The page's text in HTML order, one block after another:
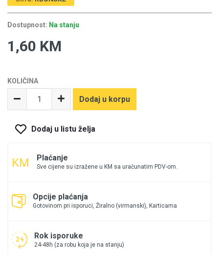
Dostupnost: Na stanju
1,60 KM
KOLIČINA
Dodaj u korpu
Dodaj u listu želja
Plaćanje
Sve cijene su izražene u KM sa uračunatim PDV-om.
Opcije plaćanja
Gotovinom pri isporuci, Žiralno (virmanski), Karticama
Rok isporuke
24-48h (za robu koja je na stanju)